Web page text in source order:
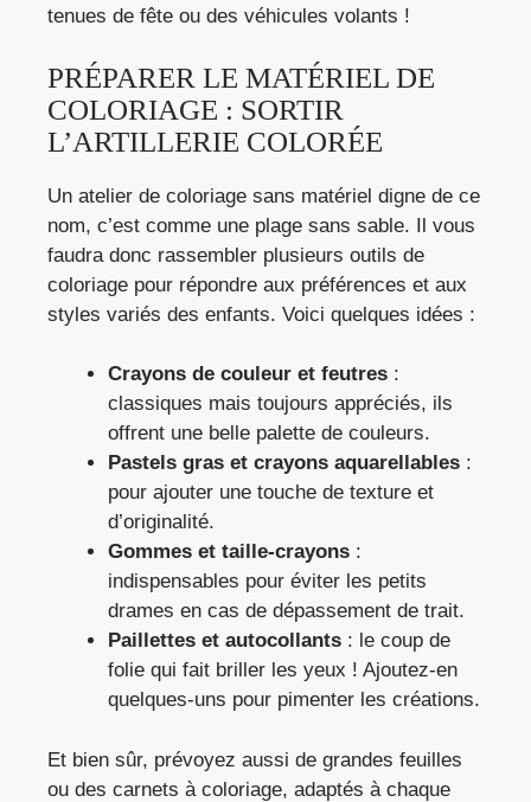
tenues de fête ou des véhicules volants !
PRÉPARER LE MATÉRIEL DE
COLORIAGE : SORTIR
L’ARTILLERIE COLORÉE
Un atelier de coloriage sans matériel digne de ce
nom, c’est comme une plage sans sable. Il vous
faudra donc rassembler plusieurs outils de
coloriage pour répondre aux préférences et aux
styles variés des enfants. Voici quelques idées :
Crayons de couleur et feutres :
classiques mais toujours appréciés, ils
offrent une belle palette de couleurs.
Pastels gras et crayons aquarellables :
pour ajouter une touche de texture et
d’originalité.
Gommes et taille-crayons :
indispensables pour éviter les petits
drames en cas de dépassement de trait.
Paillettes et autocollants : le coup de
folie qui fait briller les yeux ! Ajoutez-en
quelques-uns pour pimenter les créations.
Et bien sûr, prévoyez aussi de grandes feuilles
ou des carnets à coloriage, adaptés à chaque